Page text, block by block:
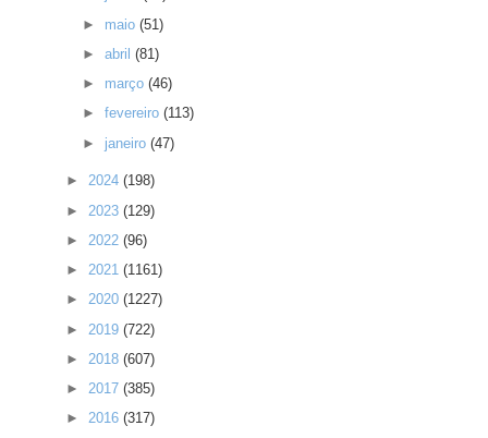
► maio(51)
►abril(81)
► março(46)
►fevereiro(113)
► janeiro(47)
► 2024 (198)
► 2023 (129)
► 2022 (96)
► 2021 (1161)
► 2020 (1227)
► 2019 (722)
► 2018 (607)
► 2017 (385)
► 2016 (317)